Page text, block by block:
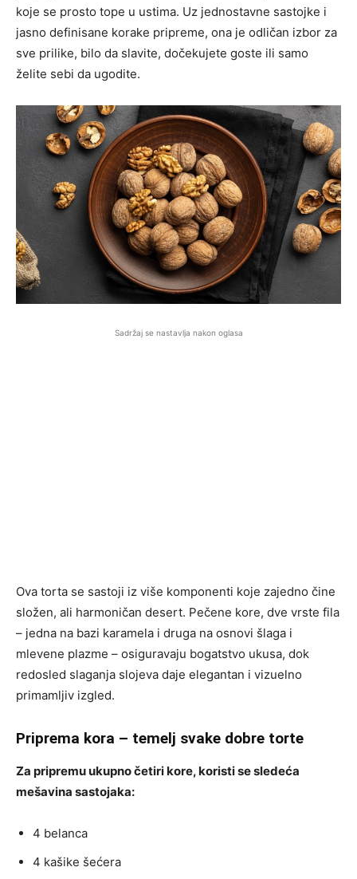
koje se prosto tope u ustima. Uz jednostavne sastojke i
jasno definisane korake pripreme, ona je odličan izbor za
sve prilike, bilo da slavite, dočekujete goste ili samo
želite sebi da ugodite.
Sadržaj se nastavlja nakon oglasa
Ova torta se sastoji iz više komponenti koje zajedno čine
složen, ali harmoničan desert. Pečene kore, dve vrste fila
– jedna na bazi karamela i druga na osnovi šlaga i
mlevene plazme – osiguravaju bogatstvo ukusa, dok
redosled slaganja slojeva daje elegantan i vizuelno
primamljiv izgled.
Priprema kora – temelj svake dobre torte
Za pripremu ukupno četiri kore, koristi se sledeća
mešavina sastojaka:
4 belanca
4 kašike šećera